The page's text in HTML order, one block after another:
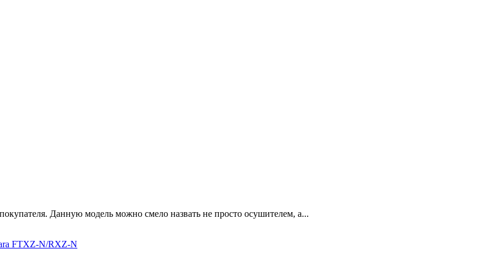
Данную модель можно смело назвать не просто осушителем, а...
FTXZ-N/RXZ-N